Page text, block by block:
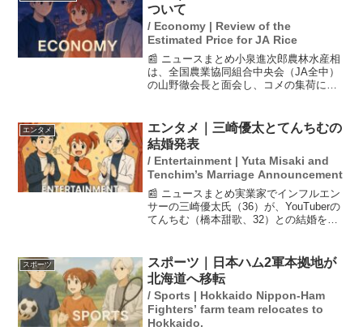
ついて
/ Economy | Review of the
Estimated Price for JA Rice
📰 ニュースまとめ小泉進次郎農林水産相
は、全国農業協同組合中央会（JA全中）
の山野徹会長と面会し、コメの集荷に関
に前払いする代金の方式を、買い取り方
式に切り替える方針で...
エンタメ
エンタメ｜三崎優太とてんちむの
結婚発表
/ Entertainment | Yuta Misaki and
Tenchim’s Marriage Announcement
📰 ニュースまとめ実業家でインフルエン
サーの三崎優太氏（36）が、YouTuberの
てんちむ（橋本甜歌、32）との結婚を発
や、プロポーズの際に「運命の赤い稲妻
が落ちた...
スポーツ
スポーツ｜日本ハム2軍本拠地が
北海道へ移転
/ Sports | Hokkaido Nippon-Ham
Fighters’ farm team relocates to
Hokkaido.